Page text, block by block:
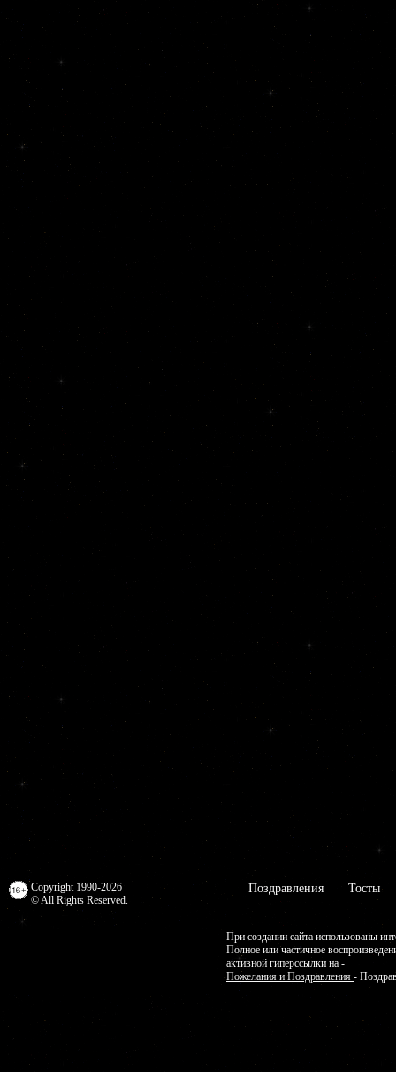
Copyright 1990-2026
© All Rights Reserved.
Поздравления Тосты
При создании сайта использованы
Полное или частичное
активной гиперссылки на -
Пожелания и Поздравления -